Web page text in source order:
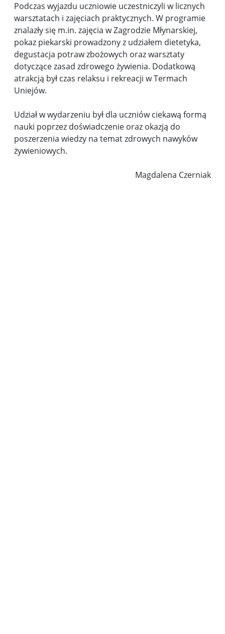
Podczas wyjazdu uczniowie uczestniczyli w licznych
warsztatach i zajęciach praktycznych. W programie
znalazły się m.in. zajęcia w Zagrodzie Młynarskiej,
pokaz piekarski prowadzony z udziałem dietetyka,
degustacja potraw zbożowych oraz warsztaty
dotyczące zasad zdrowego żywienia. Dodatkową
atrakcją był czas relaksu i rekreacji w Termach
Uniejów.
Udział w wydarzeniu był dla uczniów ciekawą formą
nauki poprzez doświadczenie oraz okazją do
poszerzenia wiedzy na temat zdrowych nawyków
żywieniowych.
Magdalena Czerniak